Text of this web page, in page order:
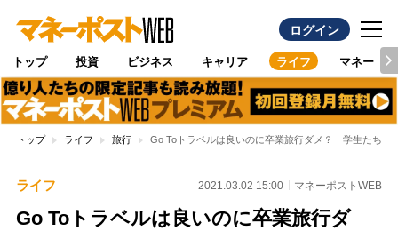
ログイン
トップ 投資 ビジネス キャリア ライフ マネー
トップ ライフ 旅行 Go Toトラベルは良いのに卒業旅行ダメ？ 学生たち「
ライフ 2021.03.02 15:00 マネーポストWEB
Go Toトラベルは良いのに卒業旅行ダ